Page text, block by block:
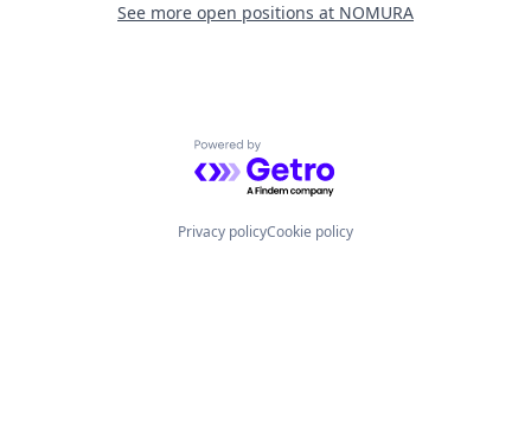
See more open positions at NOMURA
Powered by Getro.com
Privacy policyCookie policy